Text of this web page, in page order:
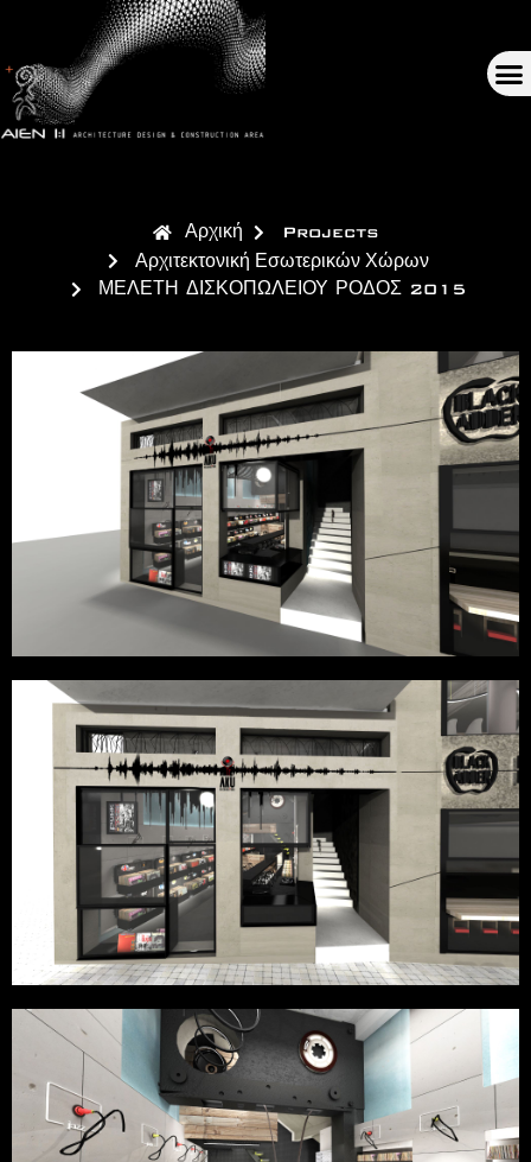
Αρχική
Projects
Αρχιτεκτονική Εσωτερικών Χώρων
ΜΕΛΕΤΗ ΔΙΣΚΟΠΩΛΕΙΟΥ ΡΟΔΟΣ 2015